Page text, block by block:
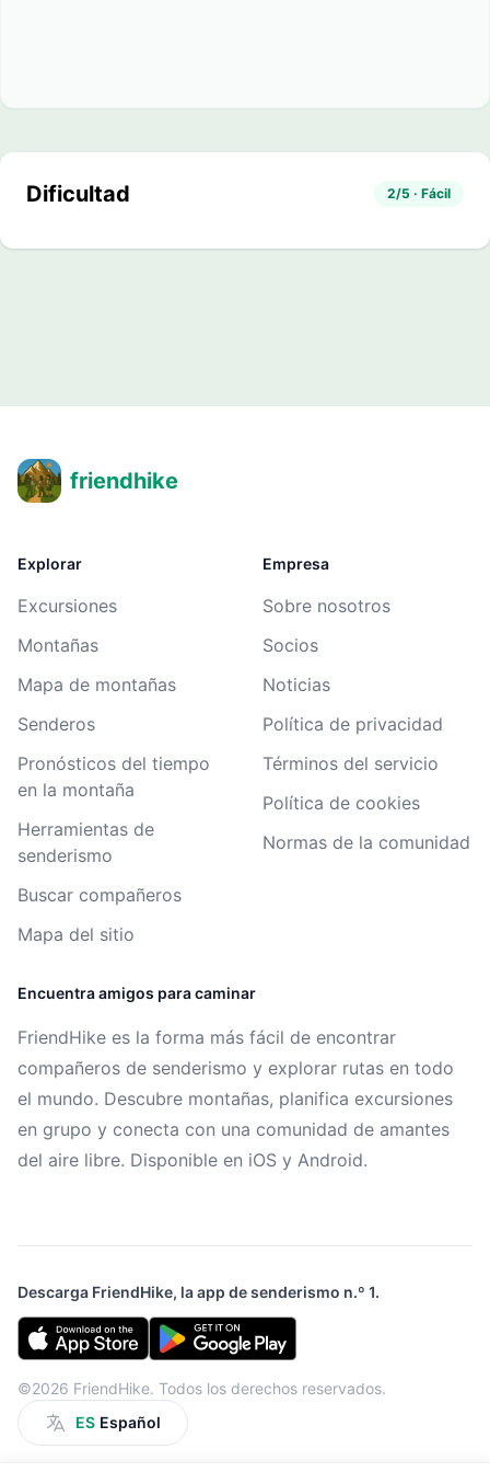
Dificultad 2/5 · Fácil
friendhike
Explorar
Excursiones
Montañas
Mapa de montañas
Senderos
Pronósticos del tiempo
en la montaña
Herramientas de
senderismo
Buscar compañeros
Mapa del sitio
Empresa
Sobre nosotros
Socios
Noticias
Política de privacidad
Términos del servicio
Política de cookies
Normas de la comunidad
Encuentra amigos para caminar
FriendHike es la forma más fácil de encontrar
compañeros de senderismo y explorar rutas en todo
el mundo. Descubre montañas, planifica excursiones
en grupo y conecta con una comunidad de amantes
del aire libre. Disponible en iOS y Android.
Descarga FriendHike, la app de senderismo n.º 1.
©2026 FriendHike. Todos los derechos reservados.
ES Español